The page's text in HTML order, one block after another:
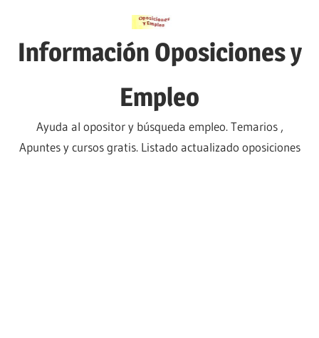
contenido
Información Oposiciones y
Empleo
Ayuda al opositor y búsqueda empleo. Temarios ,
Apuntes y cursos gratis. Listado actualizado oposiciones